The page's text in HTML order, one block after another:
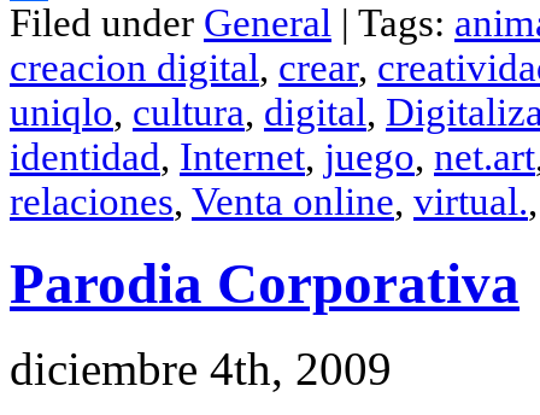
Compartir
Filed under General | Tags:
creacion digital, crear,
uniqlo, cultura, digital,
identidad, Internet, juego, net.art
relaciones, Venta online, virtual.
Parodia Corporativa
diciembre 4th, 2009